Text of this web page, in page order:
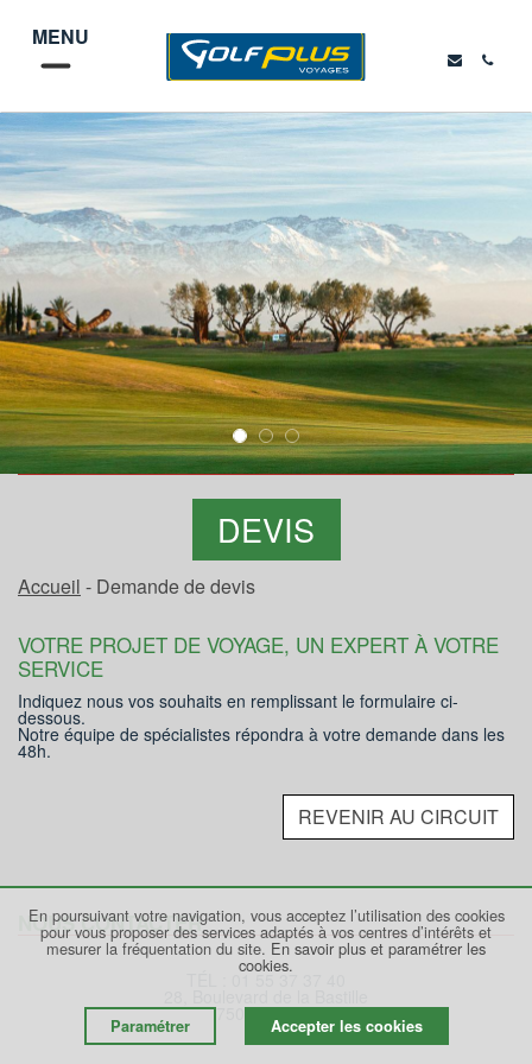
MENU
DEVIS
Accueil - Demande de devis
VOTRE PROJET DE VOYAGE, UN EXPERT À VOTRE
SERVICE
Indiquez nous vos souhaits en remplissant le formulaire ci-
dessous.
Notre équipe de spécialistes répondra à votre demande dans les
48h.
REVENIR AU CIRCUIT
NOUS CONTACTER
75012 PARIS
En poursuivant votre navigation, vous acceptez l’utilisation des cookies
pour vous proposer des services adaptés à vos centres d’intérêts et
mesurer la fréquentation du site. En savoir plus et paramétrer les
cookies.
Paramétrer Accepter les cookies